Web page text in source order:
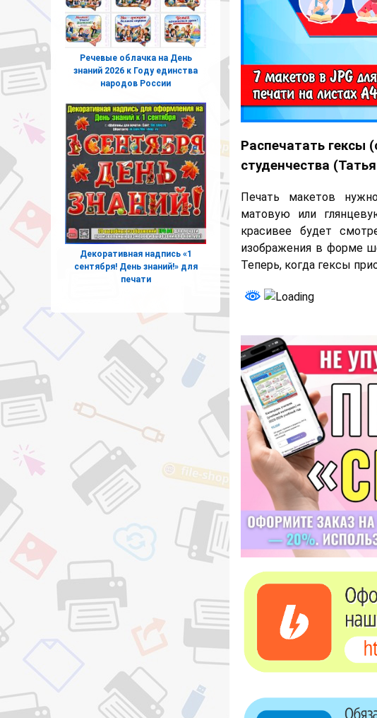
Распечатать гексы
студенчества
Печать макетов
матовую или
красивее будет
изображения в форме
Теперь, когда гексы
Речевые облачка на День
знаний 2026 к Году единства
народов России
Декоративная надпись «1
сентября! День знаний!» для
печати